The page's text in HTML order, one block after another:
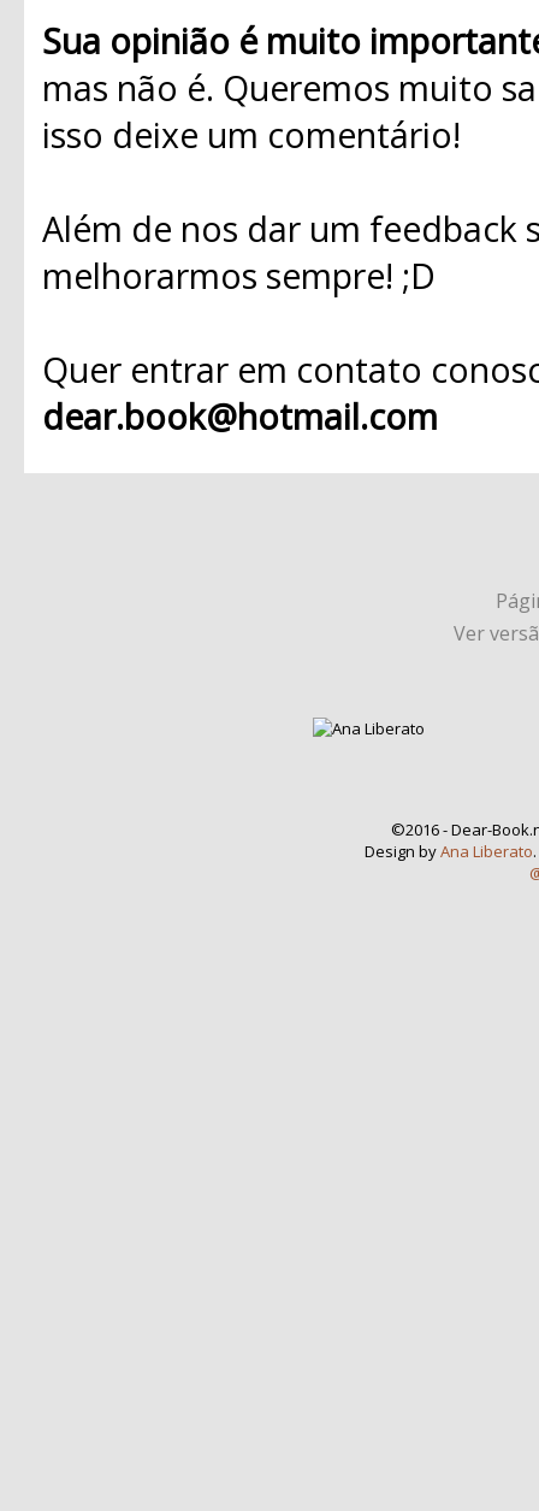
Sua opinião é muito
mas não é. Queremos muito
isso deixe um comentário!
Além de nos dar um
melhorarmos sempre! ;D
Quer entrar em contato
dear.book@hotmail.com
Ver
©2016 - Dear-
Design byAna Liberato